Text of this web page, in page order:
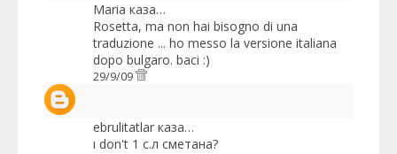
Maria каза…
Rosetta, ma non hai bisogno di una
traduzione ... ho messo la versione italiana
dopo bulgaro. baci :)
29/9/09
ebrulitatlar каза…
ı don't 1 с.л сметана?